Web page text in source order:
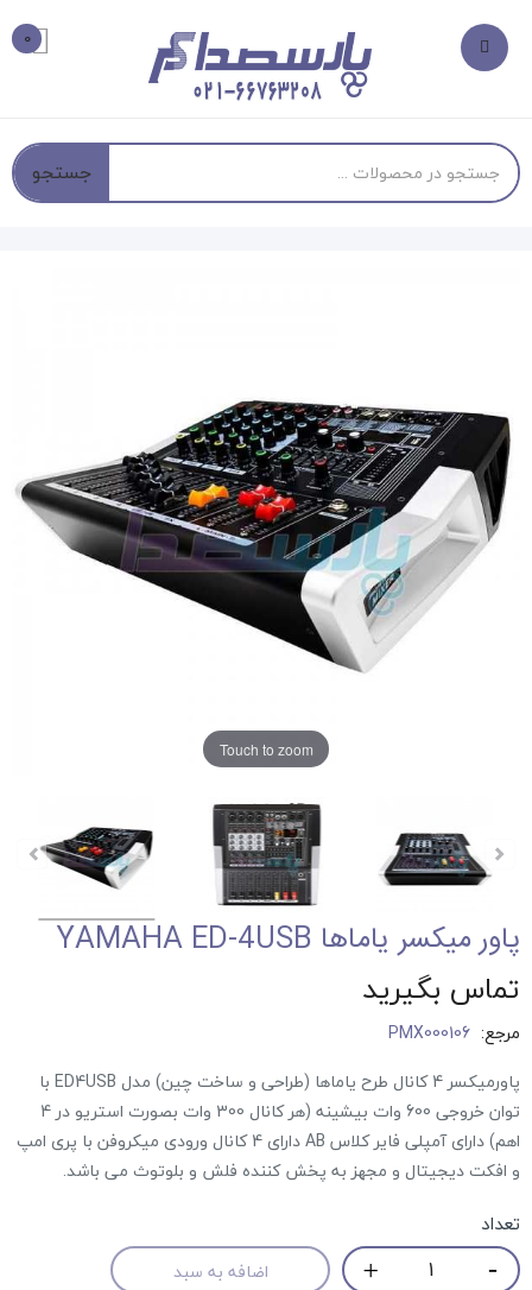
0
جستجو
Touch to zoom
پاور میکسر یاماها YAMAHA ED-4USB
تماس بگیرید
مرجع: PMX000106
پاورمیکسر 4 کانال طرح یاماها (طراحی و ساخت چین) مدل ED4USB با
توان خروجی 600 وات بیشینه (هر کانال 300 وات بصورت استریو در 4
اهم) دارای آمپلی فایر کلاس AB دارای 4 کانال ورودی میکروفن با پری امپ
و افکت دیجیتال و مجهز به پخش کننده فلش و بلوتوث می باشد.
تعداد
اضافه به سبد